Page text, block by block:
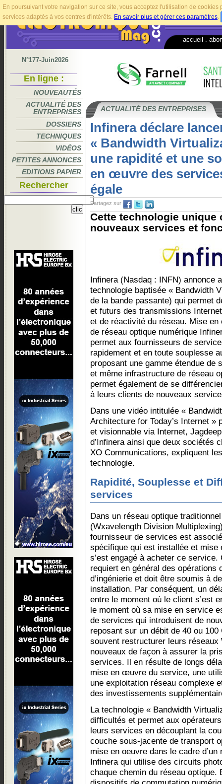
En poursuivant votre navigation sur ce site, vous acceptez l'utilisation de
services adaptés à vos centres d'intérêts. En savoir plus et gérer ces paramètres.
accueil
N°177-Juin2026
En ligne :
NOUVEAUTÉS
ACTUALITÉ DES
ENTREPRISES
DOSSIERS
TECHNIQUES
VIDÉOS
PETITES ANNONCES
EDITIONS PAPIER
Rechercher
ACTUALITÉ DES ENTREPRISES
Infinera déclare
« Bandwidth
une rapidité et une
en œuvre des
égale
Partagez sur
Cette technologie unique
nouveaux services et
Infinera (Nasdaq : INFN) annonce
technologie baptisée « Bandwidth
de la bande passante) qui permet
et futurs des transmissions
et de réactivité du réseau. Mise
de réseau optique numérique
permet aux fournisseurs de
rapidement et en toute souplesse
proposant une gamme étendue
et même infrastructure de réseau
permet également de se
à leurs clients de nouveaux
Dans une vidéo intitulée «
Architecture for Today’s Internet »
et visionnable via Internet,
d’Infinera ainsi que deux sociétés
XO Communications, expliquent
technologie.
Rapidité, Souplesse et
services
Dans un réseau optique
(Wxavelength Division
fournisseur de services est
spécifique qui est installée et mise
s’est engagé à acheter ce
requiert en général des opérations
d’ingénierie et doit être soumis à
installation. Par conséquent, un
entre le moment où le client s’est
le moment où sa mise en service
de services qui introduisent de
reposant sur un débit de 40 ou
souvent restructurer leurs réseaux
nouveaux de façon à assurer la
services. Il en résulte de longs
mise en œuvre du service, une
une exploitation réseau complexe
des investissements
La technologie « Bandwidth
difficultés et permet aux
leurs services en découplant la
couche sous-jacente de transport
mise en oeuvre dans le cadre
Infinera qui utilise des circuits
chaque chemin du réseau optique.